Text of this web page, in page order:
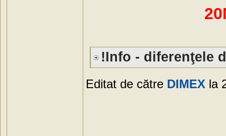
!Info - diferenţele
Editat de către DIMEX la